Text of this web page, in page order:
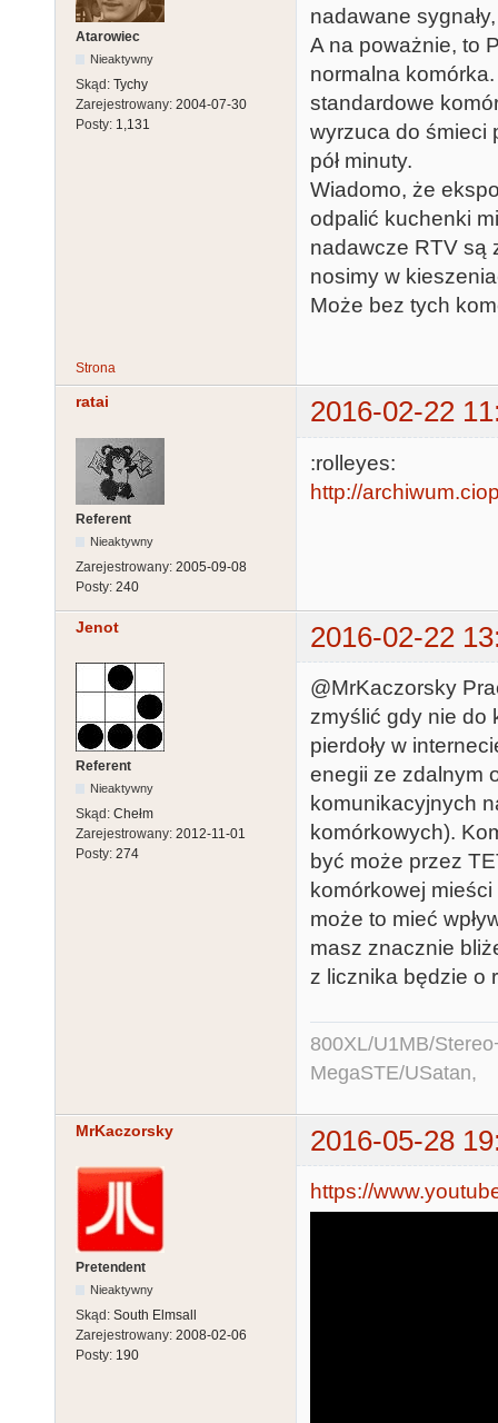
Atarowiec
Nieaktywny
Skąd: Tychy
Zarejestrowany: 2004-07-30
Posty: 1,131
nadawane
A na poważnie, to
normalna
standardowe
wyrzuca do śmieci
pół minuty.
Wiadomo, że
odpalić kuchenki
nadawcze RTV są
nosimy w
Może bez tych
Strona
ratai 2016-02-22
Referent
Nieaktywny
Zarejestrowany: 2005-09-08
Posty: 240
:rolleyes:
http://
Jenot 2016-02-22
Referent
Nieaktywny
Skąd: Chełm
Zarejestrowany: 2012-11-01
Posty: 274
@MrKaczorsky
zmyślić gdy nie do
pierdoły w
enegii ze zdalnym
komunikacyjnych
komórkowych).
być może przez
komórkowej
może to mieć
masz znacznie
z licznika będzie o
800XL/U1MB/
MegaSTE/USatan,
MrKaczorsky 2016-05-28
Pretendent
Nieaktywny
Skąd: South Elmsall
Zarejestrowany: 2008-02-06
Posty: 190
https://